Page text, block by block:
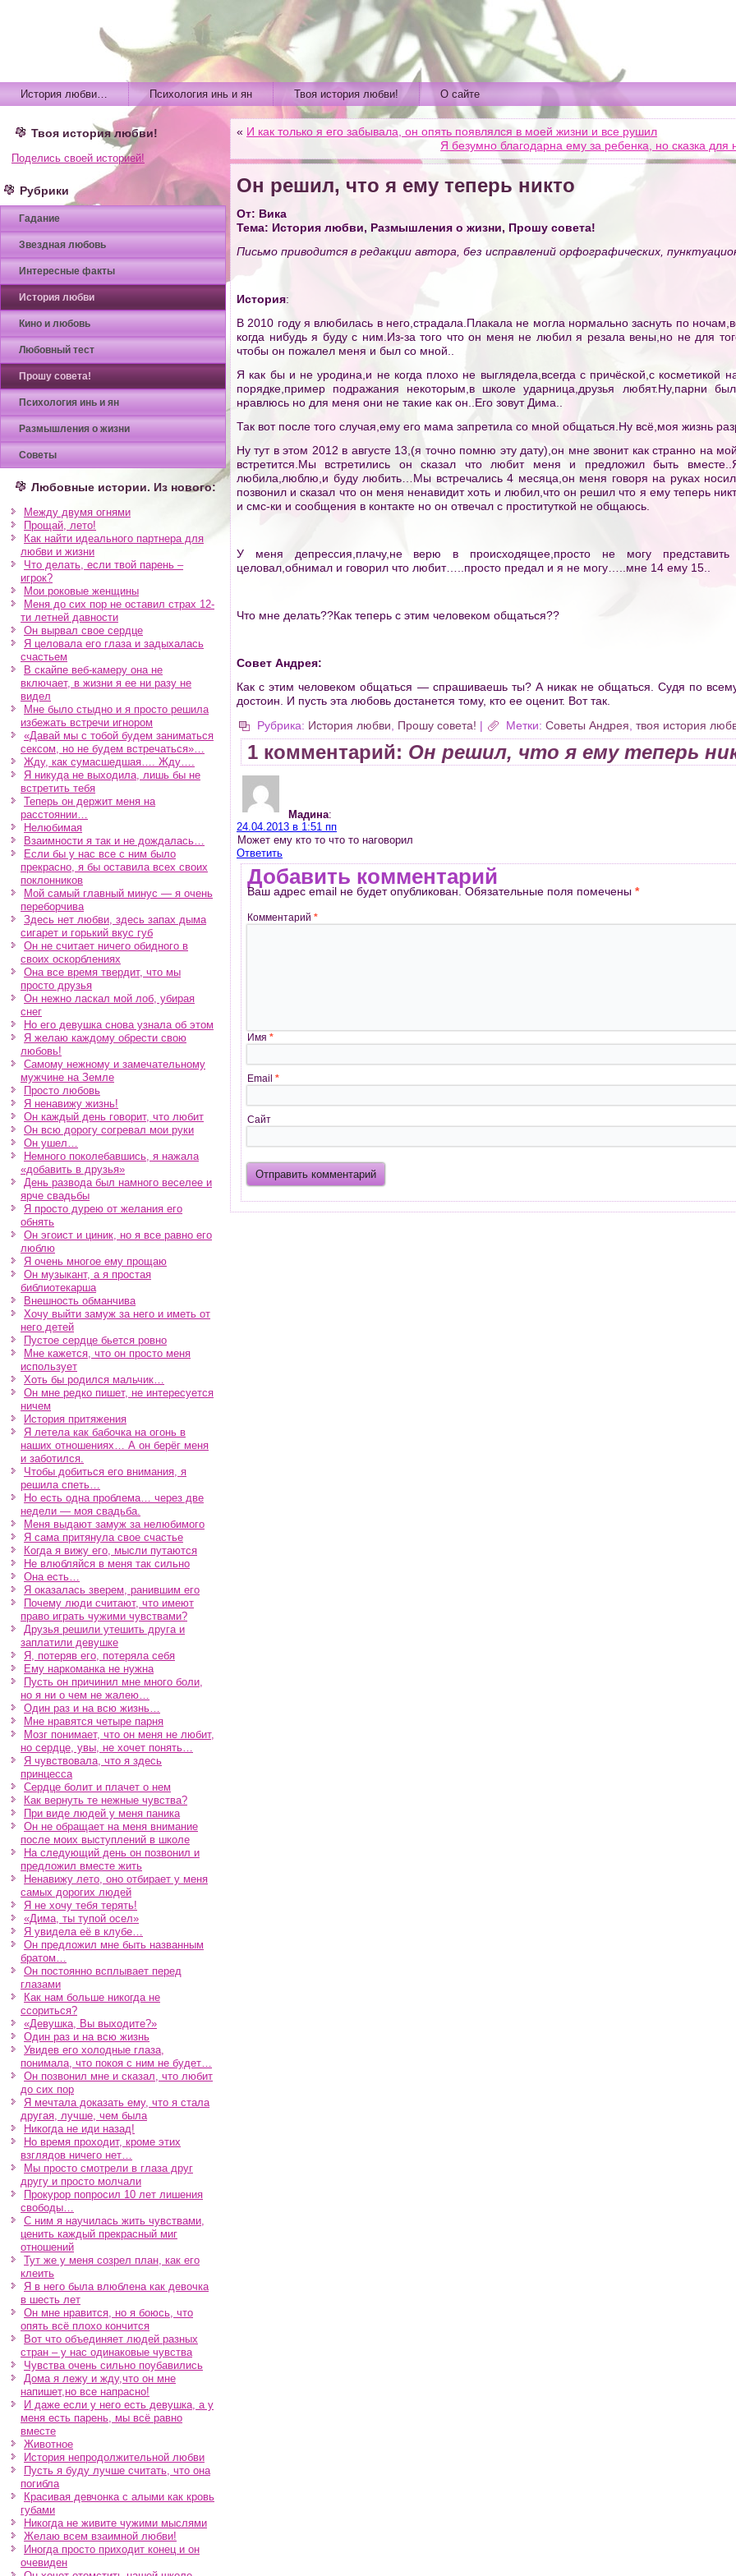
История любви… Психология инь и ян Твоя история любви! О сайте
Твоя история любви!
Поделись своей историей!
Рубрики
Гадание
Звездная любовь
Интересные факты
История любви
Кино и любовь
Любовный тест
Прошу совета!
Психология инь и ян
Размышления о жизни
Советы
Любовные истории. Из нового:
Между двумя огнями
Прощай, лето!
Как найти идеального партнера для
любви и жизни
Что делать, если твой парень –
игрок?
Мои роковые женщины
Меня до сих пор не оставил страх 12-
ти летней давности
Он вырвал свое сердце
Я целовала его глаза и задыхалась
счастьем
В скайпе веб-камеру она не
включает, в жизни я ее ни разу не
видел
Мне было стыдно и я просто решила
избежать встречи игнором
«Давай мы с тобой будем заниматься
сексом, но не будем встречаться»…
Жду, как сумасшедшая…. Жду….
Я никуда не выходила, лишь бы не
встретить тебя
Теперь он держит меня на
расстоянии…
Нелюбимая
Взаимности я так и не дождалась…
Если бы у нас все с ним было
прекрасно, я бы оставила всех своих
поклонников
Мой самый главный минус — я очень
переборчива
Здесь нет любви, здесь запах дыма
сигарет и горький вкус губ
Он не считает ничего обидного в
своих оскорблениях
Она все время твердит, что мы
просто друзья
Он нежно ласкал мой лоб, убирая
снег
Но его девушка снова узнала об этом
Я желаю каждому обрести свою
любовь!
Самому нежному и замечательному
мужчине на Земле
Просто любовь
Я ненавижу жизнь!
Он каждый день говорит, что любит
Он всю дорогу согревал мои руки
Он ушел…
Немного поколебавшись, я нажала
«добавить в друзья»
День развода был намного веселее и
ярче свадьбы
Я просто дурею от желания его
обнять
Он эгоист и циник, но я все равно его
люблю
Я очень многое ему прощаю
Он музыкант, а я простая
библиотекарша
Внешность обманчива
Хочу выйти замуж за него и иметь от
него детей
Пустое сердце бьется ровно
Мне кажется, что он просто меня
использует
Хоть бы родился мальчик…
Он мне редко пишет, не интересуется
ничем
История притяжения
Я летела как бабочка на огонь в
наших отношениях… А он берёг меня
и заботился.
Чтобы добиться его внимания, я
решила спеть…
Но есть одна проблема… через две
недели — моя свадьба.
Меня выдают замуж за нелюбимого
Я сама притянула свое счастье
Когда я вижу его, мысли путаются
Не влюбляйся в меня так сильно
Она есть…
Я оказалась зверем, ранившим его
Почему люди считают, что имеют
право играть чужими чувствами?
Друзья решили утешить друга и
заплатили девушке
Я, потеряв его, потеряла себя
Ему наркоманка не нужна
Пусть он причинил мне много боли,
но я ни о чем не жалею…
Один раз и на всю жизнь…
Мне нравятся четыре парня
Мозг понимает, что он меня не любит,
но сердце, увы, не хочет понять…
Я чувствовала, что я здесь
принцесса
Сердце болит и плачет о нем
Как вернуть те нежные чувства?
При виде людей у меня паника
Он не обращает на меня внимание
после моих выступлений в школе
На следующий день он позвонил и
предложил вместе жить
Ненавижу лето, оно отбирает у меня
самых дорогих людей
Я не хочу тебя терять!
«Дима, ты тупой осел»
Я увидела её в клубе…
Он предложил мне быть названным
братом…
Он постоянно всплывает перед
глазами
Как нам больше никогда не
ссориться?
«Девушка, Вы выходите?»
Один раз и на всю жизнь
Увидев его холодные глаза,
понимала, что покоя с ним не будет…
Он позвонил мне и сказал, что любит
до сих пор
Я мечтала доказать ему, что я стала
другая, лучше, чем была
Никогда не иди назад!
Но время проходит, кроме этих
взглядов ничего нет…
Мы просто смотрели в глаза друг
другу и просто молчали
Прокурор попросил 10 лет лишения
свободы…
С ним я научилась жить чувствами,
ценить каждый прекрасный миг
отношений
Тут же у меня созрел план, как его
клеить
Я в него была влюблена как девочка
в шесть лет
Он мне нравится, но я боюсь, что
опять всё плохо кончится
Вот что объединяет людей разных
стран – у нас одинаковые чувства
Чувства очень сильно поубавились
Дома я лежу и жду,что он мне
напишет,но все напрасно!
И даже если у него есть девушка, а у
меня есть парень, мы всё равно
вместе
Животное
История непродолжительной любви
Пусть я буду лучше считать, что она
погибла
Красивая девчонка с алыми как кровь
губами
Никогда не живите чужими мыслями
Желаю всем взаимной любви!
Иногда просто приходит конец и он
очевиден
« И как только я его забывала, он опять появлялся в моей жизни и все рушил
Я безумно благодарна ему за ребенка, но сказка для
Он решил, что я ему теперь никто
От: Вика
Тема: История любви, Размышления о жизни, Прошу совета!
Письмо приводится в редакции автора, без исправлений орфографических,
История:
В 2010 году я влюбилась в него,страдала.Плакала не могла нормально заснуть по
когда нибудь я буду с ним.Из-за того что он меня не любил я резала вены,но не для
чтобы он пожалел меня и был со мной..
Я как бы и не уродина,и не когда плохо не выглядела,всегда с причёской,с косметикой
порядке,пример подражания некоторым,в школе ударница,друзья любят.Ну,парни
нравлюсь но для меня они не такие как он..Его зовут Дима..
Так вот после того случая,ему его мама запретила со мной общаться.Ну всё,моя жизнь
Ну тут в этом 2012 в августе 13,(я точно помню эту дату),он мне звонит как странно на
встретится.Мы встретились он сказал что любит меня и предложил быть
любила,люблю,и буду любить…Мы встречались 4 месяца,он меня говоря на руках
позвонил и сказал что он меня ненавидит хоть и любил,что он решил что я ему теперь
и смс-ки и сообщения в контакте но он отвечал с пpocтитyткой не общаюсь.
У меня депрессия,плачу,не верю в происходящее,просто не могу
целовал,обнимал и говорил что любит…..просто предал и я не могу…..мне 14 ему 15..
Что мне делать??Как теперь с этим человеком общаться??
Совет Андрея:
Как с этим человеком общаться — спрашиваешь ты? А никак не общаться. Судя по
достоин. И пусть эта любовь достанется тому, кто ее оценит. Вот так.
Рубрика: История любви Прошу совета! | Метки: Советы Андрея твоя история
1 комментарий: Он решил, что я ему теперь
Мадина:
24.04.2013 в 1:51 пп
Может ему кто то что то наговорил
Ответить
Добавить комментарий
Ваш адрес email не будет опубликован. Обязательные поля помечены *
Комментарий *
Имя *
Email *
Сайт